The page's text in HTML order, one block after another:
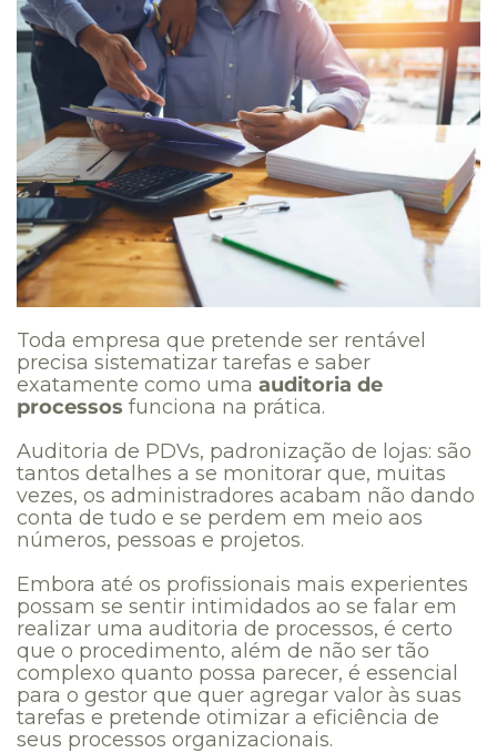
Toda empresa que pretende ser rentável
precisa sistematizar tarefas e saber
exatamente como uma auditoria de
processos funciona na prática.
Auditoria de PDVs, padronização de lojas: são
tantos detalhes a se monitorar que, muitas
vezes, os administradores acabam não dando
conta de tudo e se perdem em meio aos
números, pessoas e projetos.
Embora até os profissionais mais experientes
possam se sentir intimidados ao se falar em
realizar uma auditoria de processos, é certo
que o procedimento, além de não ser tão
complexo quanto possa parecer, é essencial
para o gestor que quer agregar valor às suas
tarefas e pretende otimizar a eficiência de
seus processos organizacionais.